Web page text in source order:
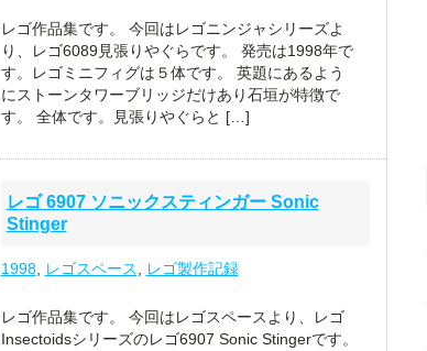
レゴ作品集です。 今回はレゴニンジャシリーズよ
り、レゴ6089見張りやぐらです。 発売は1998年で
す。レゴミニフィグは５体です。 英題にあるよう
にストーンタワーブリッジだけあり石垣が特徴で
す。 全体です。見張りやぐらと […]
レゴ 6907 ソニックスティンガー Sonic
Stinger
1998, レゴスペース レゴ製作記録
レゴ作品集です。 今回はレゴスペースより、レゴ
Insectoidsシリーズのレゴ6907 Sonic Stingerです。